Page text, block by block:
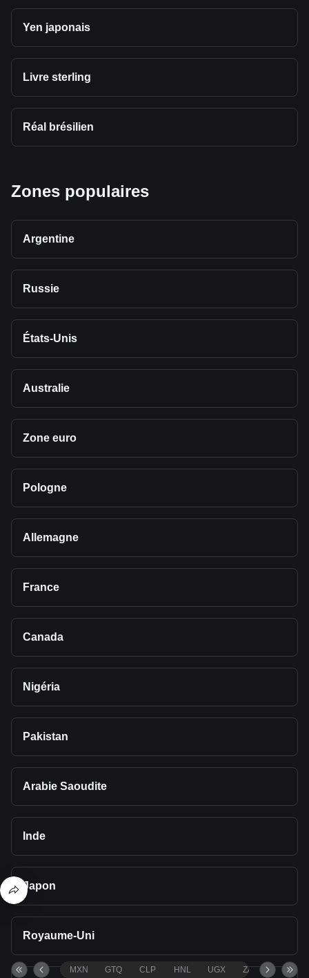
Yen japonais
Livre sterling
Réal brésilien
Zones populaires
Argentine
Russie
États-Unis
Australie
Zone euro
Pologne
Allemagne
France
Canada
Nigéria
Pakistan
Arabie Saoudite
Inde
Japon
Royaume-Uni
MXN GTQ CLP HNL UGX ZAR TND